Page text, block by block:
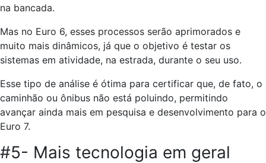
na bancada.
Mas no Euro 6, esses processos serão aprimorados e
muito mais dinâmicos, já que o objetivo é testar os
sistemas em atividade, na estrada, durante o seu uso.
Esse tipo de análise é ótima para certificar que, de fato, o
caminhão ou ônibus não está poluindo, permitindo
avançar ainda mais em pesquisa e desenvolvimento para o
Euro 7.
#5- Mais tecnologia em geral